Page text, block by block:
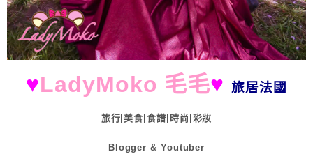
♥LadyMoko 毛毛♥ 旅居法國
旅行|美食|食譜|時尚|彩妝
Blogger & Youtuber